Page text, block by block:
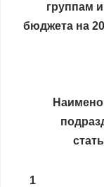
группам
бюджета на
1